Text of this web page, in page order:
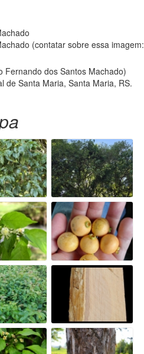
(contatar sobre essa imagem:
Fernando dos Santos Machado)
de Santa Maria, Santa Maria, RS.